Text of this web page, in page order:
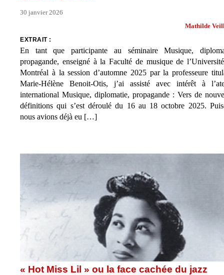
30 janvier 2026
Mathilde
EXTRAIT :
En tant que participante au séminaire Musique,
propagande, enseigné à la Faculté de musique de
Montréal à la session d’automne 2025 par la professeure
Marie-Hélène Benoit-Otis, j’ai assisté avec intérêt à
international Musique, diplomatie, propagande : Vers de
définitions qui s’est déroulé du 16 au 18 octobre 2025.
nous avions déjà eu […]
« Hot Miss Lil » ou la face cachée du jazz